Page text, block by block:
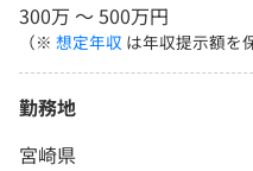
300万 〜 500万円
（※ 想定年収 は年収提示額を
勤務地
宮崎県